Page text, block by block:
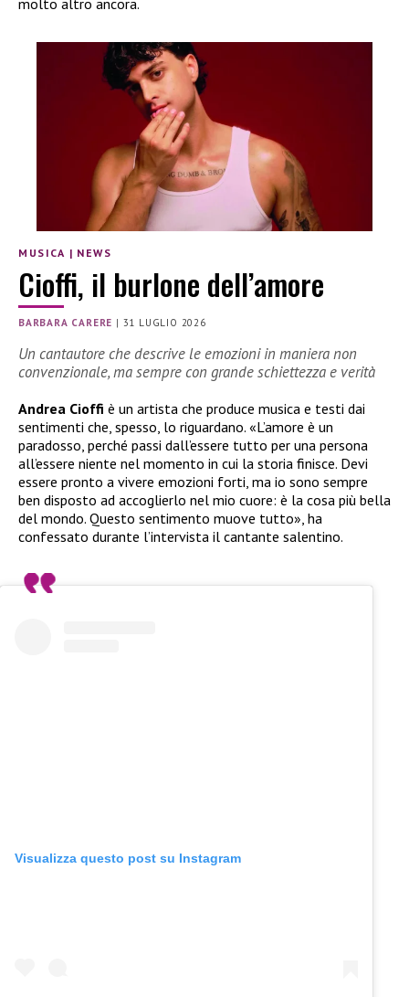
molto altro ancora.
MUSICA | NEWS
Cioffi, il burlone dell’amore
BARBARA CARERE | 31 LUGLIO 2026
Un cantautore che descrive le emozioni in maniera non
convenzionale, ma sempre con grande schiettezza e verità
Andrea Cioffi è un artista che produce musica e testi dai
sentimenti che, spesso, lo riguardano. «L’amore è un
paradosso, perché passi dall’essere tutto per una persona
all’essere niente nel momento in cui la storia finisce. Devi
essere pronto a vivere emozioni forti, ma io sono sempre
ben disposto ad accoglierlo nel mio cuore: è la cosa più bella
del mondo. Questo sentimento muove tutto», ha
confessato durante l’intervista il cantante salentino.
Visualizza questo post su Instagram